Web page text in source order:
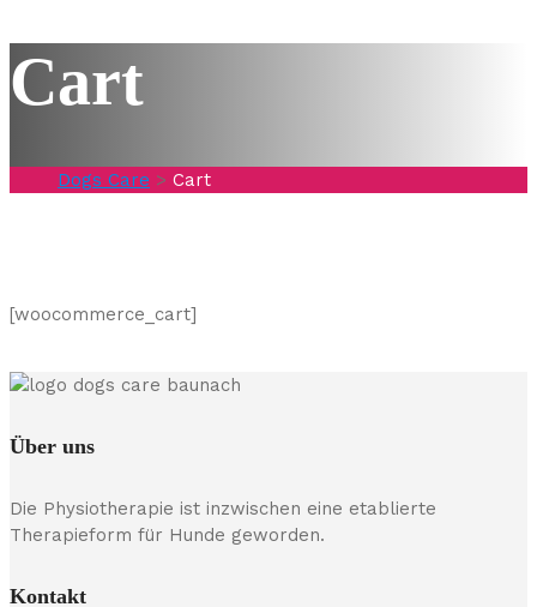
Cart
Dogs Care > Cart
[woocommerce_cart]
Über uns
Die Physiotherapie ist inzwischen eine etablierte
Therapieform für Hunde geworden.
Kontakt